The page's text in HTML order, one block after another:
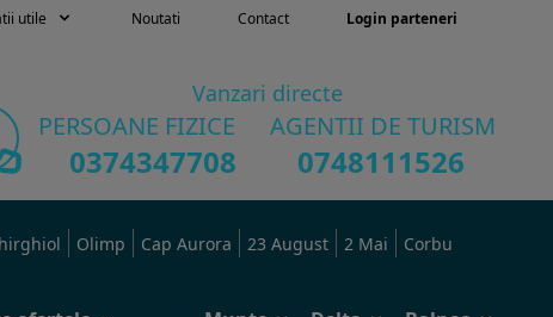
utile Noutati Contact Login parteneri
Vanzari directe
PERSOANE FIZICE AGENTII DE TURISM
0374347708 0748111526
Olimp Cap Aurora 23 August 2 Mai
Corbu